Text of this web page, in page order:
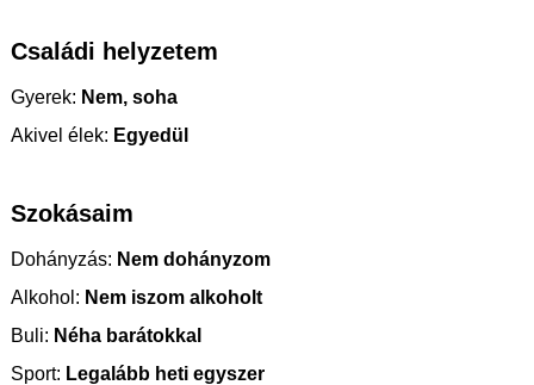
Családi helyzetem
Gyerek: Nem, soha
Akivel élek: Egyedül
Szokásaim
Dohányzás: Nem dohányzom
Alkohol: Nem iszom alkoholt
Buli: Néha barátokkal
Sport: Legalább heti egyszer